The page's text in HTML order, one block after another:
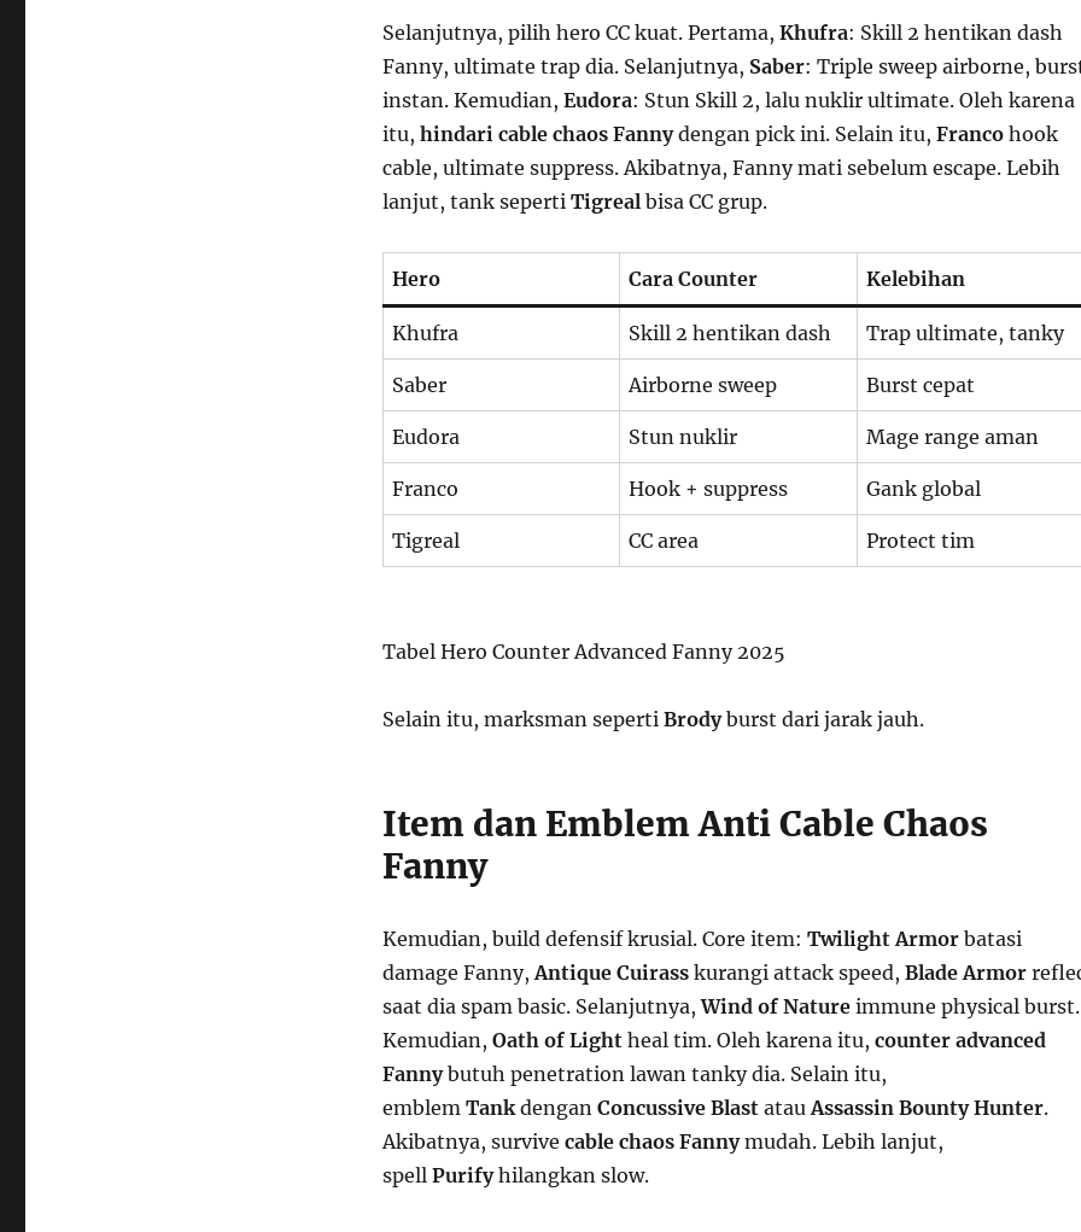
Selanjutnya, pilih hero CC kuat. Pertama, Khufra: Skill 2 hentikan dash
Fanny, ultimate trap dia. Selanjutnya, Saber: Triple sweep airborne,
instan. Kemudian, Eudora: Stun Skill 2, lalu nuklir ultimate. Oleh karena
itu, hindari cable chaos Fannydengan pick ini. Selain itu, Francohook
cable, ultimate suppress. Akibatnya, Fanny mati sebelum escape. Lebih
lanjut, tank seperti Tigrealbisa CC grup.
Hero Cara Counter Kelebihan
Khufra Skill 2 hentikan dash Trap ultimate, tanky
Saber Airborne sweep Burst cepat
Eudora Stun nuklir Mage range aman
Franco Hook + suppress Gank global
Tigreal CC area Protect tim
Tabel Hero Counter Advanced Fanny 2025
Selain itu, marksman seperti Brodyburst dari jarak jauh.
Item dan Emblem Anti Cable Chaos
Fanny
Kemudian, build defensif krusial. Core item: Twilight Armorbatasi
damage Fanny,Antique Cuirasskurangi attack speed, Blade Armor
saat dia spam basic. Selanjutnya,Wind of Natureimmune physical burst.
Kemudian, Oath of Lightheal tim. Oleh karena itu, counter advanced
Fannybutuh penetration lawan tanky dia. Selain itu,
emblem Tankdengan Concussive BlastatauAssassin Bounty Hunter.
Akibatnya, survive cable chaos Fannymudah. Lebih lanjut,
spell Purifyhilangkan slow.